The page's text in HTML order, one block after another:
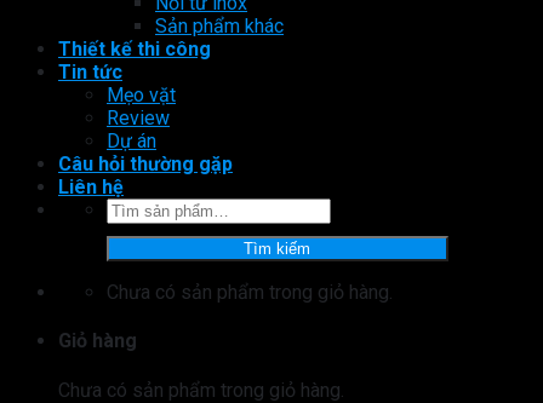
Sản phẩm khác
Thiết kế thi công
Tin tức
Mẹo vặt
Review
Dự án
Câu hỏi thường gặp
Liên hệ
Tìm
kiếm:
Tìm kiếm
Chưa có sản phẩm trong giỏ hàng.
Giỏ hàng
Chưa có sản phẩm trong giỏ hàng.